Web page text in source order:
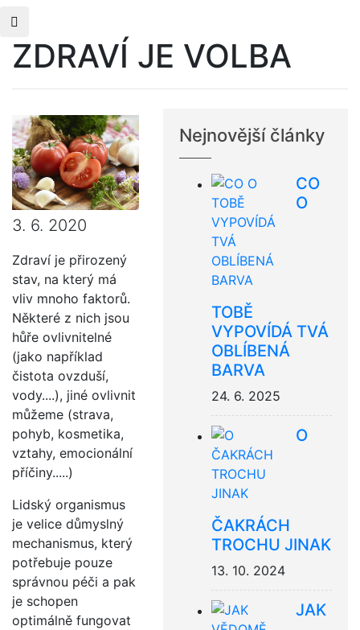
ZDRAVÍ JE VOLBA
3. 6. 2020
Zdraví je přirozený
stav, na který má
vliv mnoho faktorů.
Některé z nich jsou
hůře ovlivnitelné
(jako například
čistota ovzduší,
vody....), jiné ovlivnit
můžeme (strava,
pohyb, kosmetika,
vztahy, emocionální
příčiny.....)
Lidský organismus
je velice důmyslný
mechanismus, který
potřebuje pouze
správnou péči a pak
je schopen
optimálně fungovat
Nejnovější články
CO
O
TOBĚ
VYPOVÍDÁ TVÁ
OBLÍBENÁ
BARVA
24. 6. 2025
O
ČAKRÁCH
TROCHU JINAK
13. 10. 2024
JAK